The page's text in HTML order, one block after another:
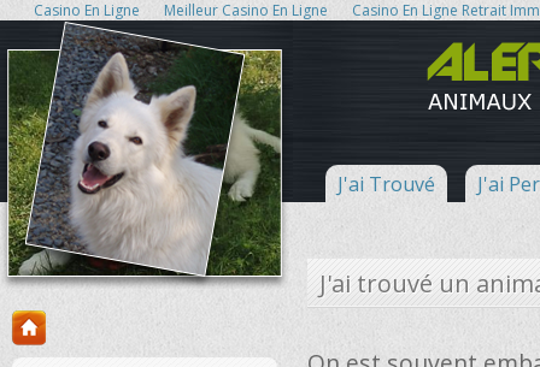
Casino En Ligne Meilleur Casino En Ligne Casino En Ligne Retrait
J'ai Trouvé J'ai
J'ai trouvé un